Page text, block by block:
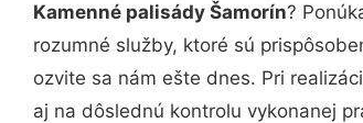
Kamenné palisády Šamorín?
rozumné služby, ktoré sú
ozvite sa nám ešte dnes. Pri
aj na dôslednú kontrolu vykonanej